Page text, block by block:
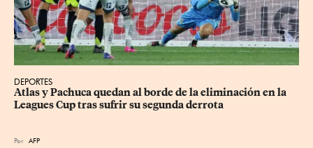
DEPORTES
Atlas y Pachuca quedan al borde de la eliminación en la
Leagues Cup tras sufrir su segunda derrota
Por AFP